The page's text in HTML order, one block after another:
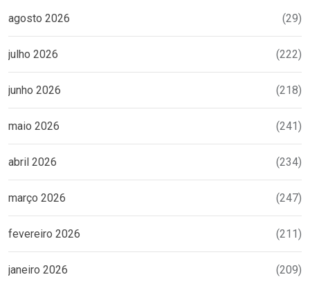
agosto 2026 (29)
julho 2026 (222)
junho 2026 (218)
maio 2026 (241)
abril 2026 (234)
março 2026 (247)
fevereiro 2026 (211)
janeiro 2026 (209)